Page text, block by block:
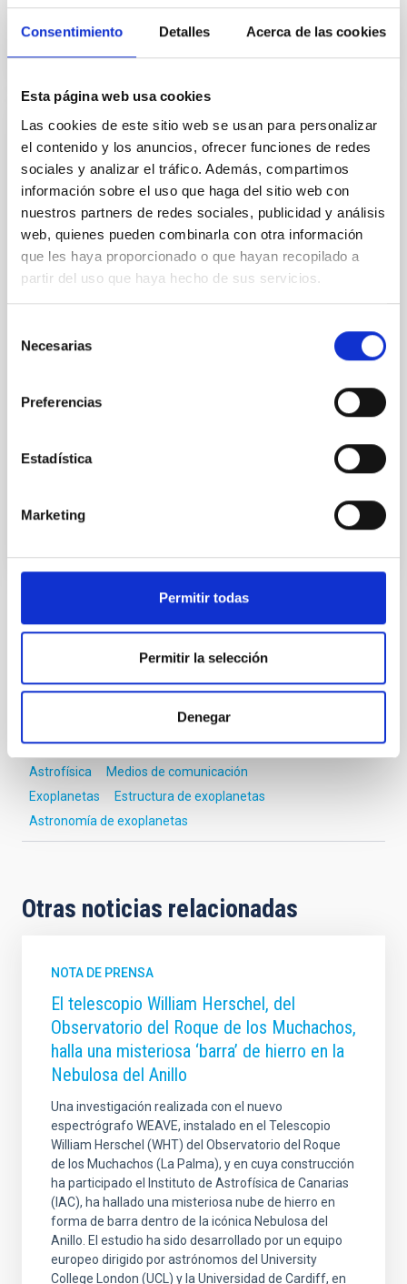
Consentimiento Detalles Acerca de las cookies
Esta página web usa cookies
Las cookies de este sitio web se usan para personalizar
el contenido y los anuncios, ofrecer funciones de redes
sociales y analizar el tráfico. Además, compartimos
información sobre el uso que haga del sitio web con
nuestros partners de redes sociales, publicidad y análisis
web, quienes pueden combinarla con otra información
que les haya proporcionado o que hayan recopilado a
partir del uso que haya hecho de sus servicios.
Necesarias
Preferencias
Estadística
Marketing
Permitir todas
Permitir la selección
Denegar
NOTA DE PRENSA
Hallan dos nuevos planetas rocosos en el
vecindario solar
Una colaboración internacional, en la que participa el
Instituto de Astrofísica de Canarias (IAC), ha
descubierto dos nuevas supertierras orbitando
alrededor de una brillante estrella enana roja situada
hasta la fecha fuera de nuestro sistema solar. Los
resultados se presentan hoy en la reunión de la
Pasadena (California, Estados Unidos). Dos nuevos
exoplanetas, HD 260655 b y HD 260655 c, han sido
Survey
TIPO DE NOTICIA
CIENCIA Y TECNOLOGÍA
Astrofísica
Medios de comunicación
Exoplanetas
Estructura de exoplanetas
Astronomía de exoplanetas
Otras noticias relacionadas
NOTA DE PRENSA
El telescopio William Herschel, del
Observatorio del Roque de los Muchachos,
halla una misteriosa ‘barra’ de hierro en la
Nebulosa del Anillo
Una investigación realizada con el nuevo
espectrógrafo WEAVE, instalado en el Telescopio
William Herschel (WHT) del Observatorio del Roque
de los Muchachos (La Palma), y en cuya construcción
ha participado el Instituto de Astrofísica de Canarias
(IAC), ha hallado una misteriosa nube de hierro en
forma de barra dentro de la icónica Nebulosa del
Anillo. El estudio ha sido desarrollado por un equipo
europeo dirigido por astrónomos del University
College London (UCL) y la Universidad de Cardiff, en